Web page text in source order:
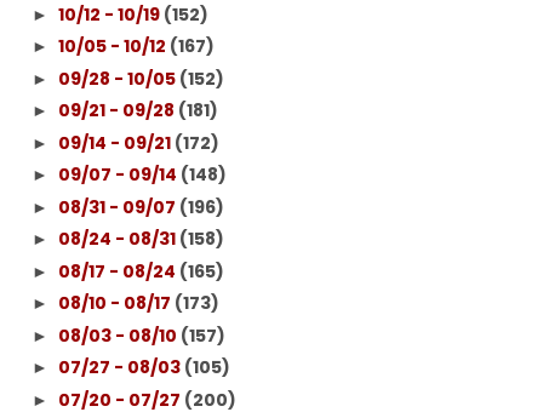
► 10/12 - 10/19 (152)
► 10/05 - 10/12 (167)
► 09/28 - 10/05 (152)
► 09/21 - 09/28 (181)
► 09/14 - 09/21 (172)
► 09/07 - 09/14 (148)
► 08/31 - 09/07 (196)
► 08/24 - 08/31 (158)
► 08/17 - 08/24 (165)
► 08/10 - 08/17 (173)
► 08/03 - 08/10 (157)
► 07/27 - 08/03 (105)
► 07/20 - 07/27 (200)